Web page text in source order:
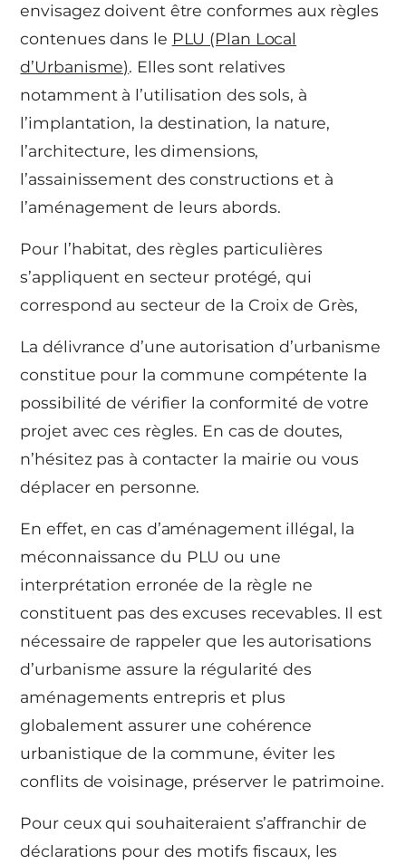
envisagez doivent être conformes aux règles
contenues dans le PLU (Plan Local
d’Urbanisme). Elles sont relatives
notamment à l’utilisation des sols, à
l’implantation, la destination, la nature,
l’architecture, les dimensions,
l’assainissement des constructions et à
l’aménagement de leurs abords.
Pour l’habitat, des règles particulières
s’appliquent en secteur protégé, qui
correspond au secteur de la Croix de Grès,
La délivrance d’une autorisation d’urbanisme
constitue pour la commune compétente la
possibilité de vérifier la conformité de votre
projet avec ces règles. En cas de doutes,
n’hésitez pas à contacter la mairie ou vous
déplacer en personne.
En effet, en cas d’aménagement illégal, la
méconnaissance du PLU ou une
interprétation erronée de la règle ne
constituent pas des excuses recevables. Il est
nécessaire de rappeler que les autorisations
d’urbanisme assure la régularité des
aménagements entrepris et plus
globalement assurer une cohérence
urbanistique de la commune, éviter les
conflits de voisinage, préserver le patrimoine.
Pour ceux qui souhaiteraient s’affranchir de
déclarations pour des motifs fiscaux, les